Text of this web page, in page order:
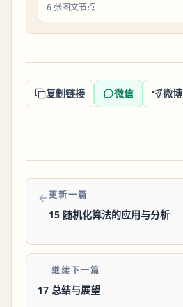
6 张图文节点
复制链接 微信 微博
更新一篇
15 随机化算法的应用与分析
继续下一篇
17 总结与展望